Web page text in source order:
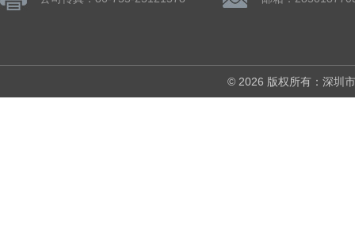
© 2026 版权所有：深圳